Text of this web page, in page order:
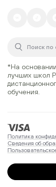
*На
лучших школ
обучения.
Политика
Сведения об